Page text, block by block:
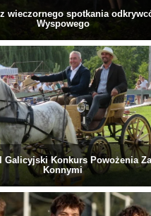
wieczornego spotkania
Wyspowego
Galicyjski Konkurs Powożenia
Konnymi